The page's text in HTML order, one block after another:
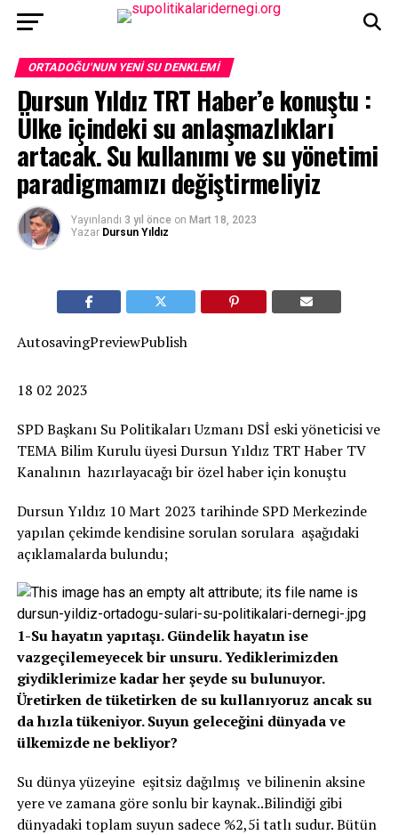
ORTADOĞU'NUN YENI SU DENKLEMI
Dursun Yıldız TRT Haber’e konuştu :
Ülke içindeki su anlaşmazlıkları
artacak. Su kullanımı ve su yönetimi
paradigmamızı değiştirmeliyiz
Yayınlandı 3 yıl önce on Mart 18, 2023
Yazar Dursun Yıldız
AutosavingPreviewPublish
18 02 2023
SPD Başkanı Su Politikaları Uzmanı DSİ eski yöneticisi ve
TEMA Bilim Kurulu üyesi Dursun Yıldız TRT Haber TV
Kanalının hazırlayacağı bir özel haber için konuştu
Dursun Yıldız 10 Mart 2023 tarihinde SPD Merkezinde
yapılan çekimde kendisine sorulan sorulara aşağıdaki
açıklamalarda bulundu;
1-Su hayatın yapıtaşı. Gündelik hayatın ise
vazgeçilemeyecek bir unsuru. Yediklerimizden
giydiklerimize kadar her şeyde su bulunuyor.
Üretirken de tüketirken de su kullanıyoruz ancak su
da hızla tükeniyor. Suyun geleceğini dünyada ve
ülkemizde ne bekliyor?
Su dünya yüzeyine eşitsiz dağılmış ve bilinenin aksine
yere ve zamana göre sonlu bir kaynak..Bilindiği gibi
dünyadaki toplam suyun sadece %2,5i tatlı sudur. Bütün